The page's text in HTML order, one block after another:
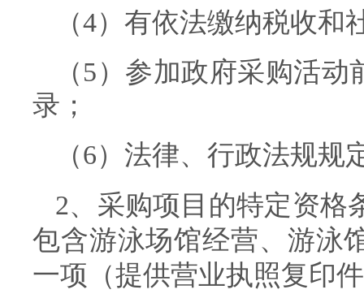
（4）有依法缴纳税收
（5）参加政府采购活
录；
（6）法律、行政法规规
2、采购项目的特定资格
包含游泳场馆经营、游泳
一项（提供营业执照复印